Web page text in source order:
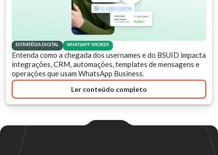
ESTRATÉGIA DIGITAL WHATSAPP BROKER
Entenda como a chegada dos usernames e do BSUID impacta
integrações, CRM, automações, templates de mensagens e
operações que usam WhatsApp Business.
Ler conteúdo completo